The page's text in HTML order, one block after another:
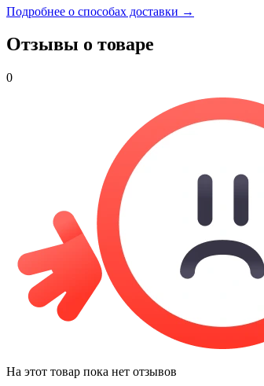
Подробнее о способах доставки →
Отзывы о товаре
0
На этот товар пока нет отзывов